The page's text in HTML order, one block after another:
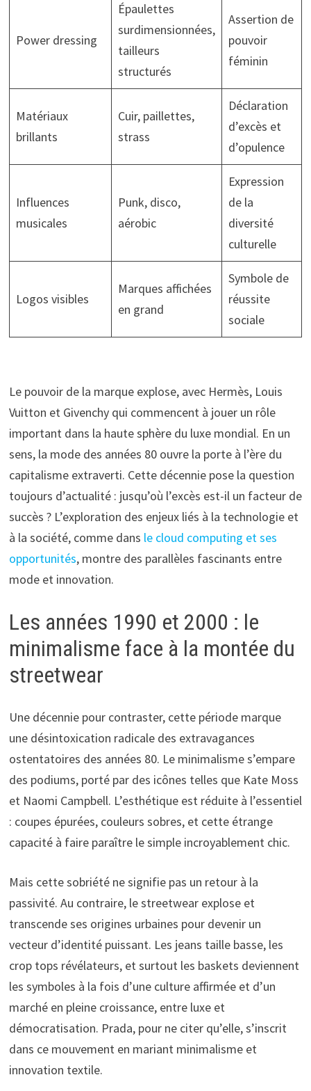
Power dressing
Épaulettes
surdimensionnées,
tailleurs
structurés
Assertion de
pouvoir
féminin
Matériaux
brillants
Cuir, paillettes,
strass
Déclaration
d’excès et
d’opulence
Influences
musicales
Punk, disco,
aérobic
Expression
de la
diversité
culturelle
Logos visibles
Marques affichées
en grand
Symbole de
réussite
sociale
Le pouvoir de la marque explose, avec Hermès, Louis
Vuitton et Givenchy qui commencent à jouer un rôle
important dans la haute sphère du luxe mondial. En un
sens, la mode des années 80 ouvre la porte à l’ère du
capitalisme extraverti. Cette décennie pose la question
toujours d’actualité : jusqu’où l’excès est-il un facteur de
succès ? L’exploration des enjeux liés à la technologie et
à la société, comme dans le cloud computing et ses
opportunités, montre des parallèles fascinants entre
mode et innovation.
Les années 1990 et 2000 : le
minimalisme face à la montée du
streetwear
Une décennie pour contraster, cette période marque
une désintoxication radicale des extravagances
ostentatoires des années 80. Le minimalisme s’empare
des podiums, porté par des icônes telles que Kate Moss
et Naomi Campbell. L’esthétique est réduite à l’essentiel
: coupes épurées, couleurs sobres, et cette étrange
capacité à faire paraître le simple incroyablement chic.
Mais cette sobriété ne signifie pas un retour à la
passivité. Au contraire, le streetwear explose et
transcende ses origines urbaines pour devenir un
vecteur d’identité puissant. Les jeans taille basse, les
crop tops révélateurs, et surtout les baskets deviennent
les symboles à la fois d’une culture affirmée et d’un
marché en pleine croissance, entre luxe et
démocratisation. Prada, pour ne citer qu’elle, s’inscrit
dans ce mouvement en mariant minimalisme et
innovation textile.